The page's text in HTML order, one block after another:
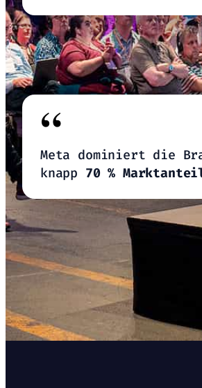
“
Meta dominiert die
knapp 70 %